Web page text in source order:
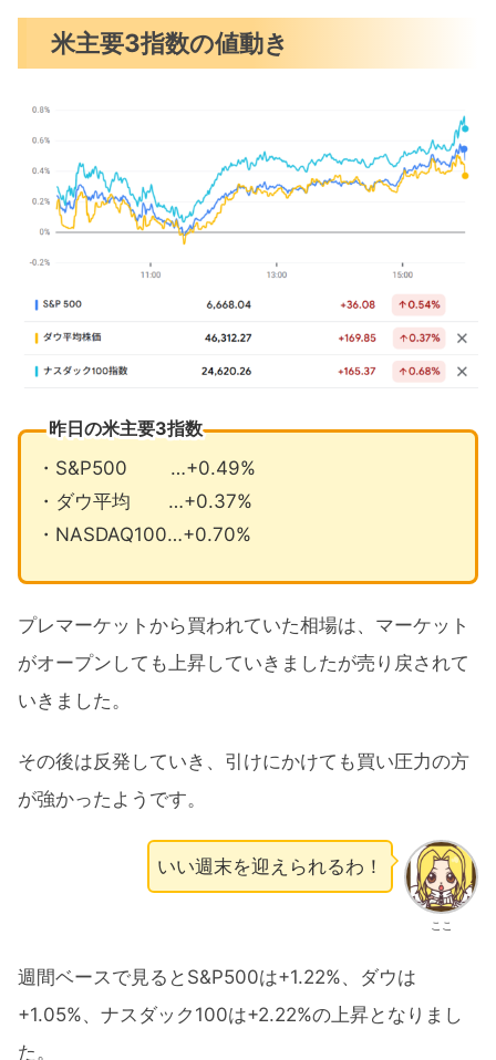
米国市場のトピックス
米中トップ来月末に直接会談へ
オラクル3兆円規模の契約をメタと協議
9月の注目イベントについて
米主要3指数の値動き
昨日の米主要3指数
・S&P500 …+0.49%
・ダウ平均 …+0.37%
・NASDAQ100…+0.70%
プレマーケットから買われていた相場は、マーケット
がオープンしても上昇していきましたが売り戻されて
いきました。
その後は反発していき、引けにかけても買い圧力の方
が強かったようです。
ここ
いい週末を迎えられるわ！
週間ベースで見るとS&P500は+1.22%、ダウは
+1.05%、ナスダック100は+2.22%の上昇となりまし
た。